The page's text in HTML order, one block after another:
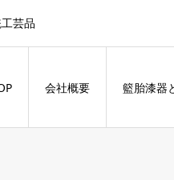
芸品
会社概要 籃胎漆器